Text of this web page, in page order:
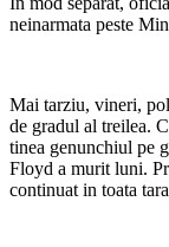
neinarmata peste
Mai tarziu, vineri,
de gradul al treilea.
tinea genunchiul pe
Floyd a murit luni.
continuat in toata